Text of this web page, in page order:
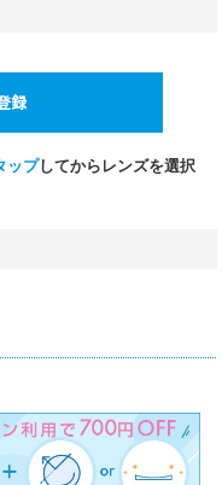
ップしてからレンズを選択